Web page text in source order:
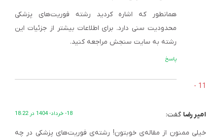
همانطور که اشاره کردید رشته فوریت‌های پزشکی
محدودیت سنی دارد. برای اطلاعات بیشتر از جزئیات این
رشته به سایت سنجش مراجعه کنید.
پاسخ
امیر رضا گفت: 18- خرداد- 1404 در 18:22
خیلی ممنون از مقاله‌ی خوبتون! رشته‌ی فوریت‌های پزشکی در چه